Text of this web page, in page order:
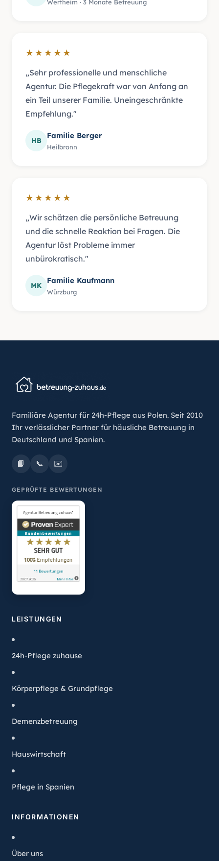
Wertheim · 3 Monate Betreuung
★★★★★
„Sehr professionelle und menschliche
Agentur. Die Pflegekraft war von Anfang an
ein Teil unserer Familie. Uneingeschränkte
Empfehlung."
HB
Familie Berger
Heilbronn
★★★★★
„Wir schätzen die persönliche Betreuung
und die schnelle Reaktion bei Fragen. Die
Agentur löst Probleme immer
unbürokratisch."
MK
Familie Kaufmann
Würzburg
Familiäre Agentur für 24h-Pflege aus Polen. Seit 2010
Ihr verlässlicher Partner für häusliche Betreuung in
Deutschland und Spanien.
📘 📞 ✉️
GEPRÜFTE BEWERTUNGEN
LEISTUNGEN
24h-Pflege zuhause
Körperpflege & Grundpflege
Demenzbetreuung
Hauswirtschaft
Pflege in Spanien
INFORMATIONEN
Über uns